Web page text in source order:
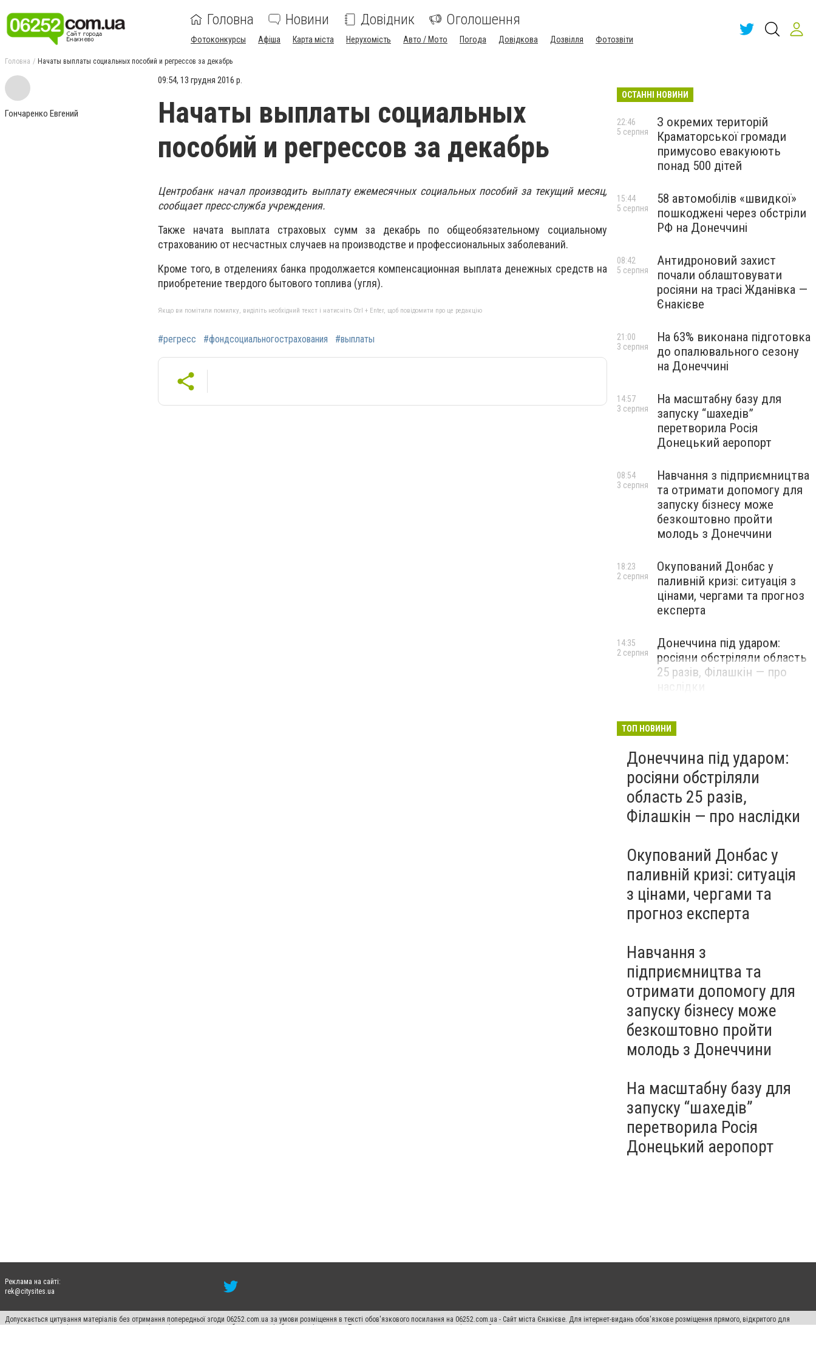
Головна Новини Довідник Оголошення
Фотоконкурсы Афіша Карта міста Нерухомість Авто / Мото Погода Довідкова Дозвілля Фотозвіти
Головна Начаты выплаты социальных пособий и регрессов за декабрь
Гончаренко Евгений
09:54, 13 грудня 2016 р.
Начаты выплаты социальных
пособий и регрессов за декабрь
Центробанк начал производить выплату ежемесячных социальных пособий за текущий месяц,
сообщает пресс-служба учреждения.
Также начата выплата страховых сумм за декабрь по общеобязательному социальному
страхованию от несчастных случаев на производстве и профессиональных заболеваний.
Кроме того, в отделениях банка продолжается компенсационная выплата денежных средств на
приобретение твердого бытового топлива (угля).
Якщо ви помітили помилку, виділіть необхідний текст і натисніть Ctrl + Enter, щоб повідомити про це редакцію
#регресс #фондсоциальногострахования #выплаты
ОСТАННІ НОВИНИ
З окремих територій
Краматорської громади
примусово евакуюють
понад 500 дітей
22:46
5 серпня
58 автомобілів «швидкої»
пошкоджені через обстріли
РФ на Донеччині
15:44
5 серпня
Антидроновий захист
почали облаштовувати
росіяни на трасі Жданівка —
Єнакієве
08:42
5 серпня
На 63% виконана підготовка
до опалювального сезону
на Донеччині
21:00
3 серпня
На масштабну базу для
запуску “шахедів”
перетворила Росія
Донецький аеропорт
14:57
3 серпня
Навчання з підприємництва
та отримати допомогу для
запуску бізнесу може
безкоштовно пройти
молодь з Донеччини
08:54
3 серпня
Окупований Донбас у
паливній кризі: ситуація з
цінами, чергами та прогноз
експерта
18:23
2 серпня
Донеччина під ударом:
росіяни обстріляли область
25 разів, Філашкін — про
14:35
2 серпня
ТОП НОВИНИ
Донеччина під ударом:
росіяни обстріляли
область 25 разів,
Філашкін — про наслідки
Окупований Донбас у
паливній кризі: ситуація
з цінами, чергами та
прогноз експерта
Навчання з
підприємництва та
отримати допомогу для
запуску бізнесу може
безкоштовно пройти
молодь з Донеччини
На масштабну базу для
запуску “шахедів”
перетворила Росія
Донецький аеропорт
Реклама на сайті:
rek@citysites.ua
Допускається цитування матеріалів без отримання попередньої згоди 06252.com.ua за умови розміщення в тексті обов'язкового посилання на 06252.com.ua - Сайт міста Єнакієве. Для інтернет-видань обов'язкове розміщення прямого, відкритого для
пошукових систем гіперпосилання на цитовані статті не нижче другого абзацу в тексті або в якості джерела. Порушення виняткових прав переслідується Законом.